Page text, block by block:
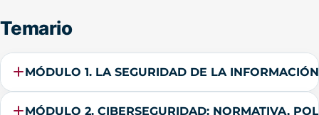
Temario
MÓDULO 1. LA SEGURIDAD DE LA INFORMACIÓN
MÓDULO 2. CIBERSEGURIDAD: NORMATIVA,